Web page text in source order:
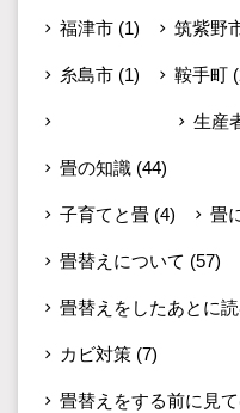
福津市 (1) 筑紫野
糸島市 (1) 鞍手町
生産
畳の知識 (44)
子育てと畳 (4) 畳
畳替えについて (57)
畳替えをしたあとに
カビ対策 (7)
畳替えをする前に見